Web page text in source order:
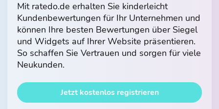
Mit ratedo.de erhalten Sie kinderleicht
Kundenbewertungen für Ihr Unternehmen und
können Ihre besten Bewertungen über Siegel
und Widgets auf Ihrer Website präsentieren.
So schaffen Sie Vertrauen und sorgen für viele
Neukunden.
Jetzt kostenlos registrieren